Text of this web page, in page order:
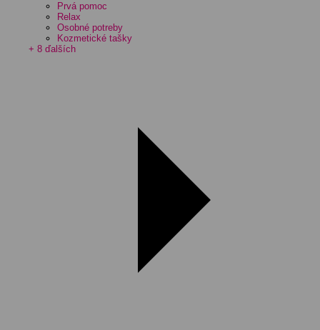
Prvá pomoc
Relax
Osobné potreby
Kozmetické tašky
+ 8 ďalších